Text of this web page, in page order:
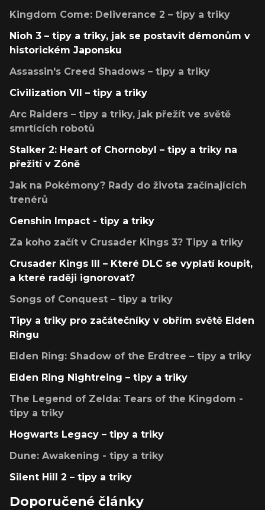
Kingdom Come: Deliverance 2 – tipy a triky
Nioh 3 – tipy a triky, jak se postavit démonům v
historickém Japonsku
Assassin's Creed Shadows – tipy a triky
Civilization VII – tipy a triky
Arc Raiders – tipy a triky, jak přežít ve světě
smrtících robotů
Stalker 2: Heart of Chornobyl – tipy a triky na
přežití v Zóně
Jak na Pokémony? Rady do života začínajících
trenérů
Genshin Impact - tipy a triky
Za koho začít v Crusader Kings 3? Tipy a triky
Crusader Kings III – Které DLC se vyplatí koupit,
a které raději ignorovat?
Songs of Conquest – tipy a triky
Tipy a triky pro začátečníky v obřím světě Elden
Ringu
Elden Ring: Shadow of the Erdtree – tipy a triky
Elden Ring Nightreing – tipy a triky
The Legend of Zelda: Tears of the Kingdom -
tipy a triky
Hogwarts Legacy – tipy a triky
Dune: Awakening - tipy a triky
Silent Hill 2 – tipy a triky
Doporučené články